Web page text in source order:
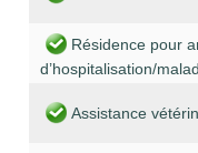
Résidence pour
d’hospitalisation/
Assistance